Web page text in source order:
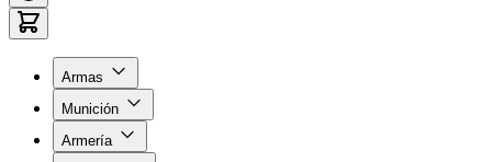
Armas
Munición
Armería